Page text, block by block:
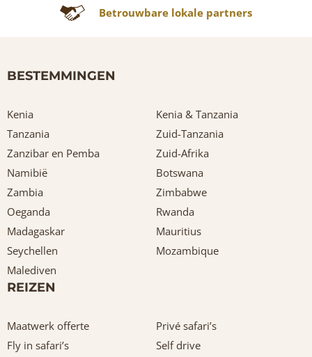
Betrouwbare lokale partners
BESTEMMINGEN
Kenia
Kenia & Tanzania
Tanzania
Zuid-Tanzania
Zanzibar en Pemba
Zuid-Afrika
Namibië
Botswana
Zambia
Zimbabwe
Oeganda
Rwanda
Madagaskar
Mauritius
Seychellen
Mozambique
Malediven
REIZEN
Maatwerk offerte
Privé safari’s
Fly in safari’s
Self drive